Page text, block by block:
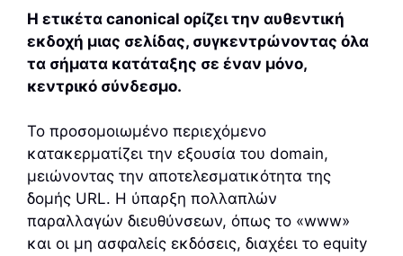
Η ετικέτα canonical ορίζει την αυθεντική
εκδοχή μιας σελίδας, συγκεντρώνοντας όλα
τα σήματα κατάταξης σε έναν μόνο,
κεντρικό σύνδεσμο.
Το προσομοιωμένο περιεχόμενο
κατακερματίζει την εξουσία του domain,
μειώνοντας την αποτελεσματικότητα της
δομής URL. Η ύπαρξη πολλαπλών
παραλλαγών διευθύνσεων, όπως το «www»
και οι μη ασφαλείς εκδόσεις, διαχέει το equity